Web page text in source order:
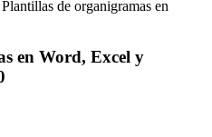
en Word, Excel y